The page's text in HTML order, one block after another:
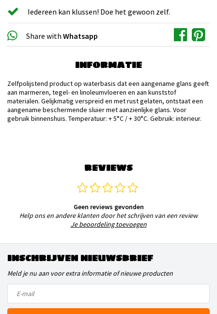
Iedereen kan klussen! Doe het gewoon zelf.
Share with Whatsapp
INFORMATIE
Zelfpolijstend product op waterbasis dat een aangename glans geeft
aan marmeren, tegel- en linoleumvloeren en aan kunststof
materialen. Gelijkmatig verspreid en met rust gelaten, ontstaat een
aangename beschermende sluier met aanzienlijke glans. Voor
gebruik binnenshuis. Temperatuur: + 5°C / + 30°C. Gebruik: interieur.
REVIEWS
Geen reviews gevonden
Help ons en andere klanten door het schrijven van een review
Je beoordeling toevoegen
INSCHRIJVEN NIEUWSBRIEF
Meld je nu aan voor extra informatie of nieuwe producten